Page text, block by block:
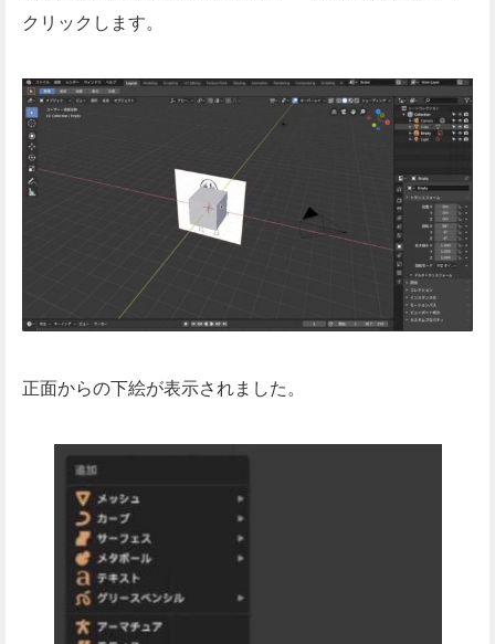
クリックします。
正面からの下絵が表示されました。